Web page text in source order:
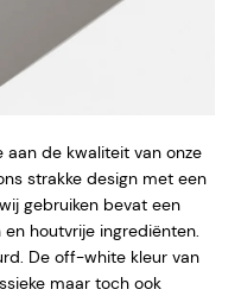
aan de kwaliteit van onze
strakke design met een
gebruiken bevat een
houtvrije ingrediënten.
De off-white kleur van
maar toch ook